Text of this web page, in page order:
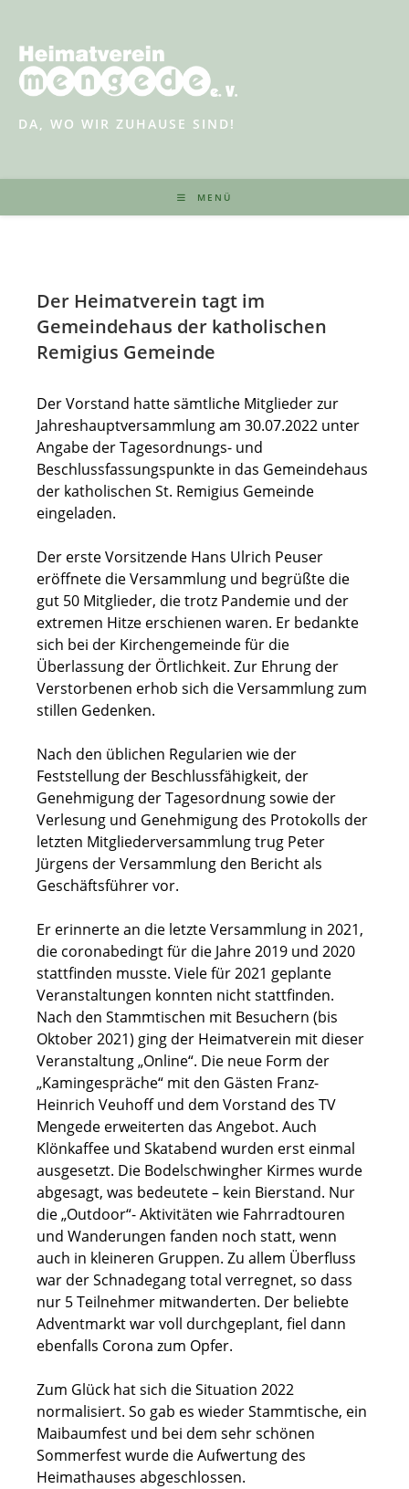
springen
DA, WO WIR ZUHAUSE SIND!
MENÜ
Der Heimatverein tagt im
Gemeindehaus der katholischen
Remigius Gemeinde
Der Vorstand hatte sämtliche Mitglieder zur
Jahreshauptversammlung am 30.07.2022 unter
Angabe der Tagesordnungs- und
Beschlussfassungspunkte in das Gemeindehaus
der katholischen St. Remigius Gemeinde
eingeladen.
Der erste Vorsitzende Hans Ulrich Peuser
eröffnete die Versammlung und begrüßte die
gut 50 Mitglieder, die trotz Pandemie und der
extremen Hitze erschienen waren. Er bedankte
sich bei der Kirchengemeinde für die
Überlassung der Örtlichkeit. Zur Ehrung der
Verstorbenen erhob sich die Versammlung zum
stillen Gedenken.
Nach den üblichen Regularien wie der
Feststellung der Beschlussfähigkeit, der
Genehmigung der Tagesordnung sowie der
Verlesung und Genehmigung des Protokolls der
letzten Mitgliederversammlung trug Peter
Jürgens der Versammlung den Bericht als
Geschäftsführer vor.
Er erinnerte an die letzte Versammlung in 2021,
die coronabedingt für die Jahre 2019 und 2020
stattfinden musste. Viele für 2021 geplante
Veranstaltungen konnten nicht stattfinden.
Nach den Stammtischen mit Besuchern (bis
Oktober 2021) ging der Heimatverein mit dieser
Veranstaltung „Online“. Die neue Form der
„Kamingespräche“ mit den Gästen Franz-
Heinrich Veuhoff und dem Vorstand des TV
Mengede erweiterten das Angebot. Auch
Klönkaffee und Skatabend wurden erst einmal
ausgesetzt. Die Bodelschwingher Kirmes wurde
abgesagt, was bedeutete – kein Bierstand. Nur
die „Outdoor“- Aktivitäten wie Fahrradtouren
und Wanderungen fanden noch statt, wenn
auch in kleineren Gruppen. Zu allem Überfluss
war der Schnadegang total verregnet, so dass
nur 5 Teilnehmer mitwanderten. Der beliebte
Adventmarkt war voll durchgeplant, fiel dann
ebenfalls Corona zum Opfer.
Zum Glück hat sich die Situation 2022
normalisiert. So gab es wieder Stammtische, ein
Maibaumfest und bei dem sehr schönen
Sommerfest wurde die Aufwertung des
Heimathauses abgeschlossen.